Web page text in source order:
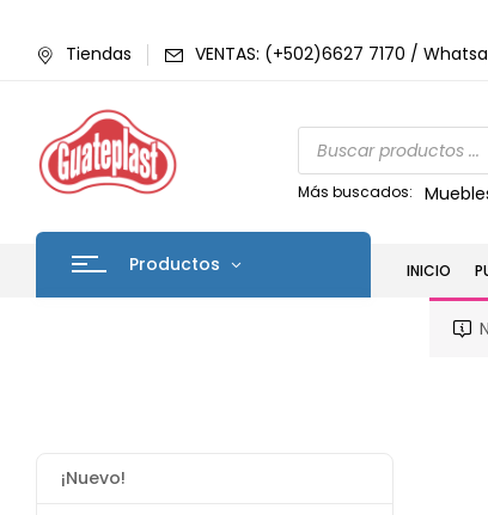
Tiendas VENTAS: (+502)6627 7170 /
Más buscados:
Productos INICIO
¡Nuevo!